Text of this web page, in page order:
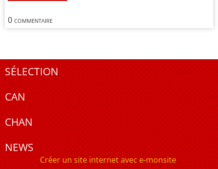
0 commentaire
SÉLECTION
CAN
CHAN
NEWS
Créer un site internet avec e-monsite